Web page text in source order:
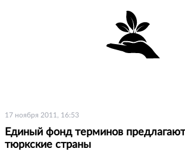
17 ноября 2011, 16:53
Единый фонд терминов
тюркские страны